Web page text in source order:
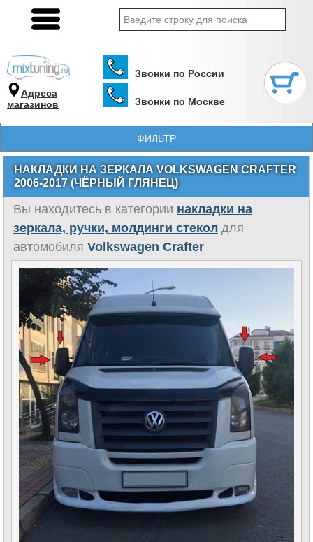
Адреса
магазинов
Звонки по России
Звонки по Москве
ФИЛЬТР
НАКЛАДКИ НА ЗЕРКАЛА VOLKSWAGEN CRAFTER
2006-2017 (ЧЁРНЫЙ ГЛЯНЕЦ)
Вы находитесь в категории накладки на
зеркала, ручки, молдинги стекол для
автомобиля Volkswagen Crafter